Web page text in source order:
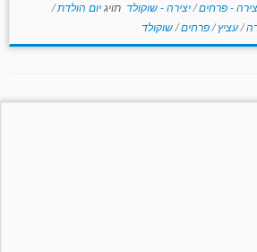
- פרחים/יצירה - שוקולד תויגיום הולדת/
/עציץ/פרחים/שוקולד